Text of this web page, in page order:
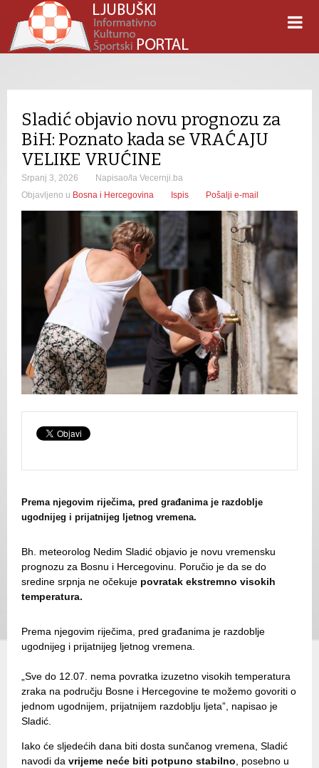
Sladić objavio novu prognozu za
BiH: Poznato kada se VRAĆAJU
VELIKE VRUĆINE
Srpanj 3, 2026
Napisao/la Vecernji.ba
Objavljeno u Bosna i Hercegovina Ispis Pošalji e-mail
Prema njegovim riječima, pred građanima je razdoblje
ugodnijeg i prijatnijeg ljetnog vremena.
Bh. meteorolog Nedim Sladić objavio je novu vremensku
prognozu za Bosnu i Hercegovinu. Poručio je da se do
sredine srpnja ne očekuje povratak ekstremno visokih
temperatura.
Prema njegovim riječima, pred građanima je razdoblje
ugodnijeg i prijatnijeg ljetnog vremena.
„Sve do 12.07. nema povratka izuzetno visokih temperatura
zraka na području Bosne i Hercegovine te možemo govoriti o
jednom ugodnijem, prijatnijem razdoblju ljeta”, napisao je
Sladić.
Iako će sljedećih dana biti dosta sunčanog vremena, Sladić
navodi da vrijeme neće biti potpuno stabilno, posebno u